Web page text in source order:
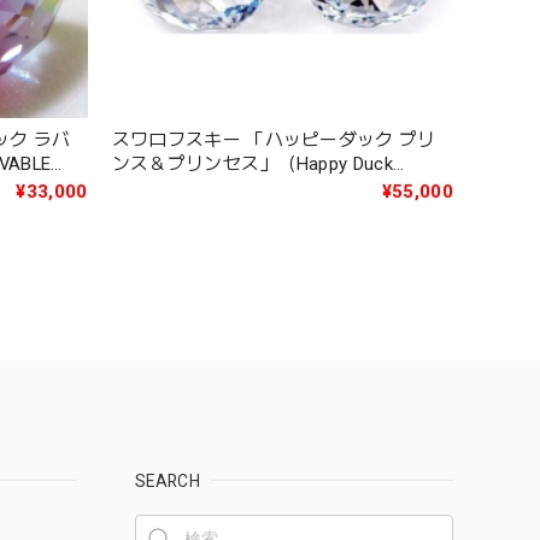
ク ラバ
¥33,000
スワロフスキー 「ハッピーダック プリ
ンス＆プリンセス」（Happy Duck
¥55,000
SEARCH